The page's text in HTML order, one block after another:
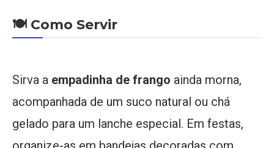
🍽️ Como Servir
Sirva a empadinha de frango ainda morna,
acompanhada de um suco natural ou chá
gelado para um lanche especial. Em festas,